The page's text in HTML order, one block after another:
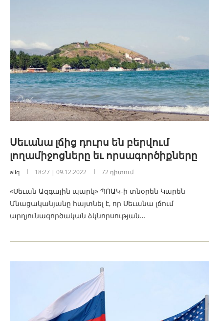
Սեւանա լճից դուրս են բերվում
լողամիջոցները եւ որսագործիքները
aliq 18:27 | 09.12.2022 72 դիտում
«Սեւան Ազգային պարկ» ՊՈԱԿ-ի տնօրեն Կարեն
Մնացականյանը հայտնել է, որ Սեւանա լճում
արդյունագործական ձկնորսության…